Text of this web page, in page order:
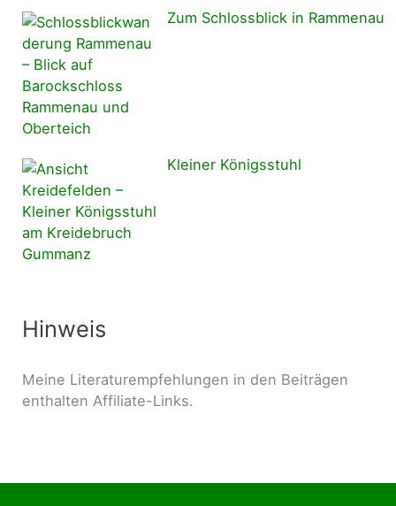
Zum Schlossblick in Rammenau
Kleiner Königsstuhl
Hinweis
Meine Literaturempfehlungen in den Beiträgen
enthalten Affiliate-Links.